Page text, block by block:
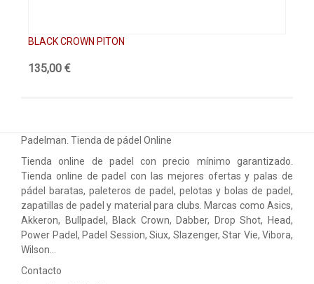
BLACK CROWN PITON
135,00 €
Padelman. Tienda de pádel Online
Tienda online de padel con precio mínimo garantizado.
Tienda online de padel con las mejores ofertas y palas de
pádel baratas, paleteros de padel, pelotas y bolas de padel,
zapatillas de padel y material para clubs. Marcas como Asics,
Akkeron, Bullpadel, Black Crown, Dabber, Drop Shot, Head,
Power Padel, Padel Session, Siux, Slazenger, Star Vie, Vibora,
Wilson…
Contacto